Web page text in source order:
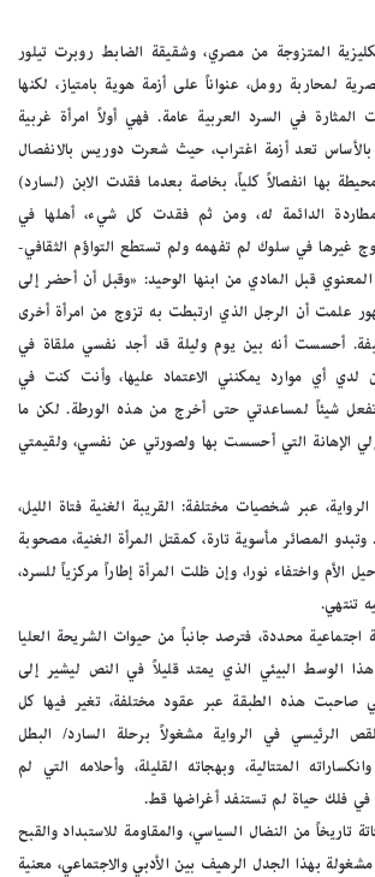
المتزوجة من مصري، وشقيقة الضابط روبرت تيلور
لمحاربة رومل، عنواناً على أزمة هوية بامتياز، لكنها
في السرد العربية عامة. فهي أولاً امرأة غربية
بالأساس تعد أزمة اغتراب، حيث شعرت دوريس بالانفصال
بها انفصالاً كلياً، بخاصة بعدما فقدت الابن (لسارد)
الدائمة له، ومن ثم فقدت كل شيء، أهلها في
غيرها في سلوك لم تفهمه ولم تستطع التواؤم الثقافي-
قبل المادي من ابنها الوحيد: «وقبل أن أحضر إلى
علمت أن الرجل الذي ارتبطت به تزوج من امرأة أخرى
أحسست أنه بين يوم وليلة قد أجد نفسي ملقاة في
لدي أي موارد يمكنني الاعتماد عليها، وأنت كنت في
شيئاً لمساعدتي حتى أخرج من هذه الورطة. لكن ما
إلي الإهانة التي أحسست بها ولصورتي عن نفسي، ولقيمتي
عبر شخصيات مختلفة: القريبة الغنية فتاة الليل،
وتبدو المصائر مأسوية تارة، كمقتل المرأة الغنية، مصحوبة
الأم واختفاء نورا، وإن ظلت المرأة إطاراً مركزياً للسرد،
تنتهي.
اجتماعية محددة، فترصد جانباً من حيوات الشريحة العليا
هذا الوسط البيئي الذي يمتد قليلاً في النص ليشير إلى
صاحبت هذه الطبقة عبر عقود مختلفة، تغير فيها كل
في الرواية مشغولاً برحلة السارد/ البطل
المتتالية، وبهجاته القليلة، وأحلامه التي لم
فلك حياة لم تستنفد أغراضها قط.
من النضال السياسي، والمقاومة للاستبداد والقبح
بهذا الجدل الرهيف بين الأدبي والاجتماعي، معنية